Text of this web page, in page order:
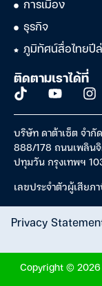
การเมือง
ธุรกิจ
ภูมิทัศน์สื่อไทยปี
ติดตามเราได้ที่
บริษัท ดาต้าเซ็ต จำกัด
888/178 ถนนเพลิน
ปทุมวัน กรุงเทพฯ
เลขประจำตัวผู้เสีย
Privacy
Copyright ©